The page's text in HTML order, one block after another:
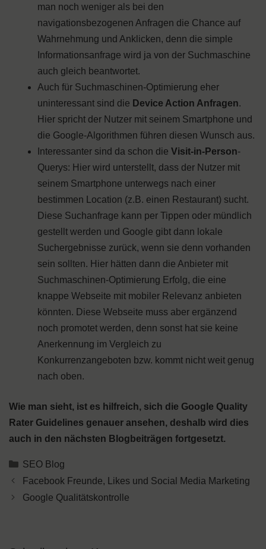
man noch weniger als bei den
navigationsbezogenen Anfragen die Chance auf
Wahrnehmung und Anklicken, denn die simple
Informationsanfrage wird ja von der Suchmaschine
auch gleich beantwortet.
Auch für Suchmaschinen-Optimierung eher
uninteressant sind die Device Action Anfragen.
Hier spricht der Nutzer mit seinem Smartphone und
die Google-Algorithmen führen diesen Wunsch aus.
Interessanter sind da schon die Visit-in-Person-
Querys: Hier wird unterstellt, dass der Nutzer mit
seinem Smartphone unterwegs nach einer
bestimmen Location (z.B. einen Restaurant) sucht.
Diese Suchanfrage kann per Tippen oder mündlich
gestellt werden und Google gibt dann lokale
Suchergebnisse zurück, wenn sie denn vorhanden
sein sollten. Hier hätten dann die Anbieter mit
Suchmaschinen-Optimierung Erfolg, die eine
knappe Webseite mit mobiler Relevanz anbieten
könnten. Diese Webseite muss aber ergänzend
noch promotet werden, denn sonst hat sie keine
Anerkennung im Vergleich zu
Konkurrenzangeboten bzw. kommt nicht weit genug
nach oben.
Wie man sieht, ist es hilfreich, sich die Google Quality
Rater Guidelines genauer ansehen, deshalb wird dies
auch in den nächsten Blogbeiträgen fortgesetzt.
Kategorien
SEO Blog
Facebook Freunde, Likes und Social Media Marketing
Google Qualitätskontrolle